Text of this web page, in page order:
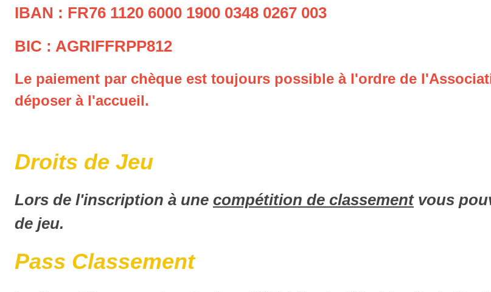
IBAN : FR76 1120 6000 1900 0348 0267 003
BIC : AGRIFFRPP812
Le paiement par chèque est toujours possible à l'ordre de
déposer à l'accueil.
Droits de Jeu
Lors de l'inscription à une compétition de classementvous
de jeu.
Pass Classement